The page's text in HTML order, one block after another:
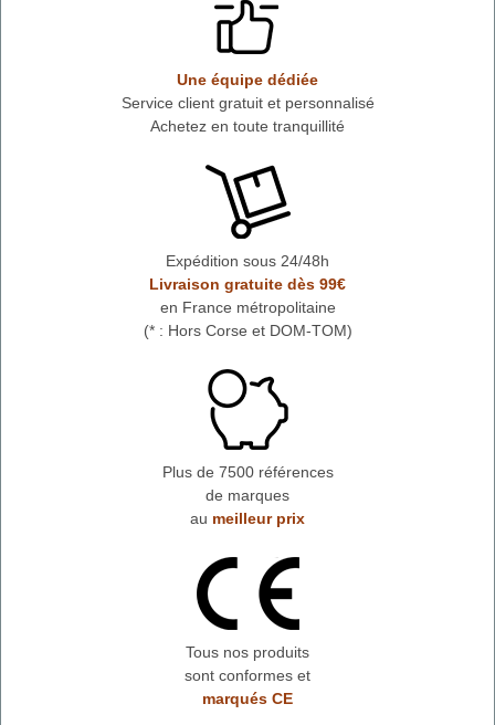
Une équipe dédiée
Service client gratuit et personnalisé
Achetez en toute tranquillité
Expédition sous 24/48h
Livraison gratuite dès 99€
en France métropolitaine
(* : Hors Corse et DOM-TOM)
Plus de 7500 références
de marques
au meilleur prix
Tous nos produits
sont conformes et
marqués CE